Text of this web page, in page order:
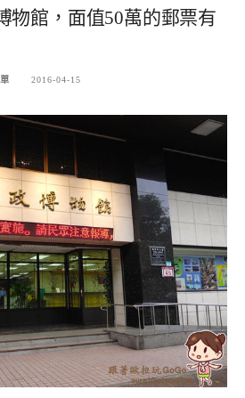
物館，面值50萬的郵票有
2016-04-15